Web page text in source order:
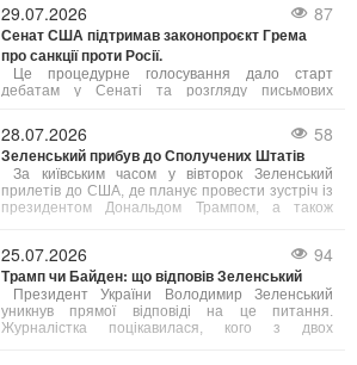
29.07.2026 87
Сенат США підтримав законопроєкт Грема
про санкції проти Росії.
Це процедурне голосування дало старт
дебатам у Сенаті та розгляду письмових
обговорення відбудеться остаточне
голосування щодо ухвалення закону, а потім
його розглядатиме Палата представників. Після
цього закон має підписати президент США
Дональд Трамп.
28.07.2026 58
Зеленський прибув до Сполучених Штатів
За київським часом у вівторок Зеленський
прилетів до США, де планує провести зустріч із
президентом Дональдом Трампом, а також
25.07.2026 94
Трамп чи Байден: що відповів Зеленський
Президент України Володимир Зеленський
уникнув прямої відповіді на це питання.
Журналістка поцікавилася, кого з двох